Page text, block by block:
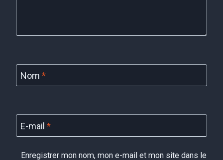
Nom *
E-mail *
Enregistrer mon nom, mon e-mail et mon site dans le